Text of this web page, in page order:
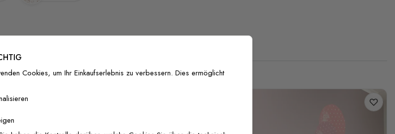
Cookies, um Ihr Einkaufserlebnis zu verbessern. Dies ermöglicht